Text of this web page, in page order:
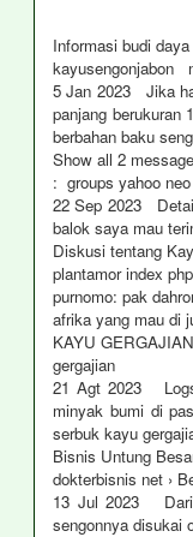
Informasi budi
kayusengonjabon
5 Jan 2023 Jika
panjang
berbahan baku
Show all 2
: groups yahoo
22 Sep 2023
balok saya mau
Diskusi tentang
plantamor index
purnomo: pak
afrika yang mau di
KAYU
gergajian
21 Agt 2023 Logs
minyak bumi di
serbuk kayu
Bisnis Untung
dokterbisnis net ›
13 Jul 2023 Dari
sengonnya disukai